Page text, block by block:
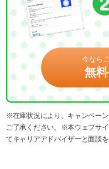
今なら
無
※在庫状況により、キャンペー
ご了承ください。※本ウェブサ
てキャリアアドバイザーと面談